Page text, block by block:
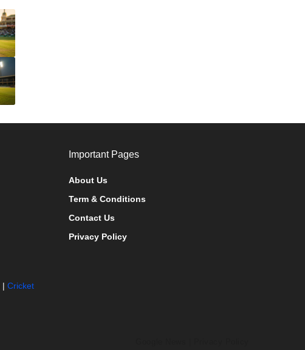
|Cricket
Important Pages
About Us
Term & Conditions
Contact Us
Privacy Policy